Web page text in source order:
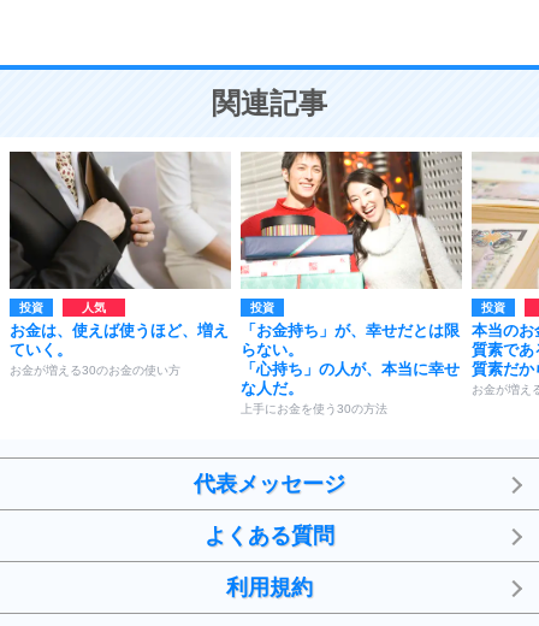
ことが大切。
関連記事
投資
お金は、使えば使うほど、増え
ていく。
お金が増える30のお金の使い方
投資
「お金持ち」が、幸せだとは限
らない。
「心持ち」の人が、本当に幸せ
な人だ。
上手にお金を使う30の方法
投資
本当のお
質素であ
質素だか
お金が増え
代表メッセージ
よくある質問
利用規約